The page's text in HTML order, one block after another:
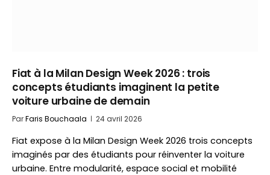
Fiat à la Milan Design Week 2026 : trois
concepts étudiants imaginent la petite
voiture urbaine de demain
ParFaris Bouchaala 24 avril 2026
Fiat expose à la Milan Design Week 2026 trois concepts
imaginés par des étudiants pour réinventer la voiture
urbaine. Entre modularité, espace social et mobilité